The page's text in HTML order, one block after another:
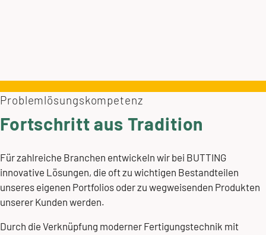
Problemlösungskompetenz
Fortschritt aus Tradition
Für zahlreiche Branchen entwickeln wir bei BUTTING
innovative Lösungen, die oft zu wichtigen Bestandteilen
unseres eigenen Portfolios oder zu wegweisenden Produkten
unserer Kunden werden.
Durch die Verknüpfung moderner Fertigungstechnik mit